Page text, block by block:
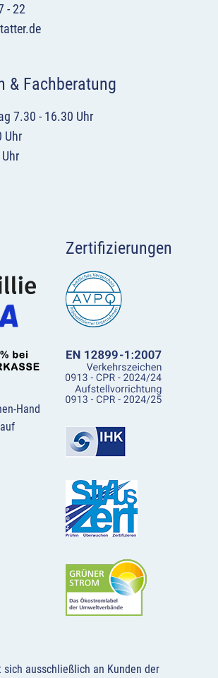
- 22
& Fachberatung
7.30 - 16.30 Uhr
Uhr
Hand
Zertifizierungen
sich ausschließlich an Kunden der